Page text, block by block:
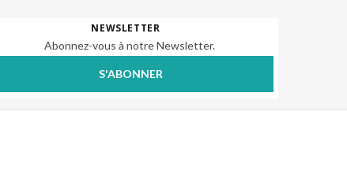
NEWSLETTER
Abonnez-vous à notre Newsletter.
S'ABONNER